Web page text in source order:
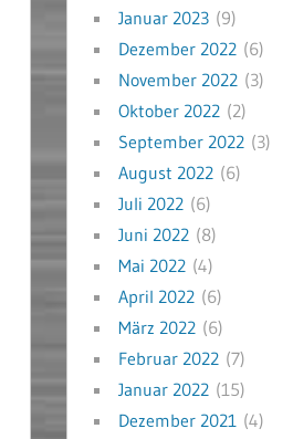
Januar 2023 (9)
Dezember 2022 (6)
November 2022 (3)
Oktober 2022 (2)
September 2022 (3)
August 2022 (6)
Juli 2022 (6)
Juni 2022 (8)
Mai 2022 (4)
April 2022 (6)
März 2022 (6)
Februar 2022 (7)
Januar 2022 (15)
Dezember 2021 (4)